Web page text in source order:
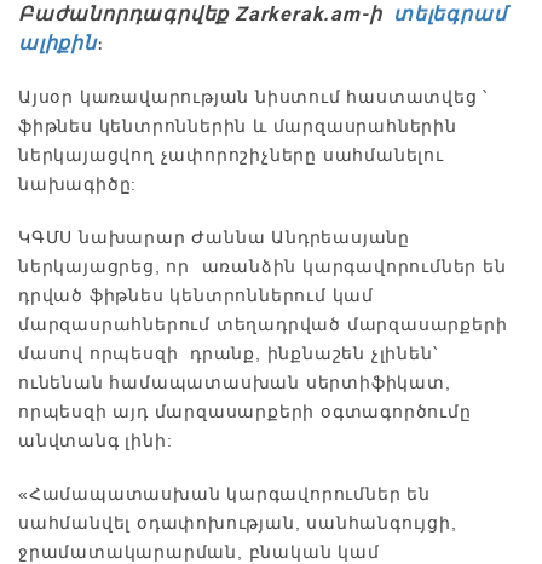
Բաժանորդագրվեք Zarkerak.am-ի տելեգրամ
ալիքին։
Այսօր կառավարության նիստում հաստատվեց ՝
ֆիթնես կենտրոններին և մարզասրահներին
ներկայացվող չափորոշիչները սահմանելու
նախագիծը:
ԿԳՄՍ նախարար Ժաննա Անդրեասյանը
ներկայացրեց, որ առանձին կարգավորումներ են
դրված ֆիթնես կենտրոններում կամ
մարզասրահներում տեղադրված մարզասարքերի
մասով որպեսզի դրանք, ինքնաշեն չլինեն՝
ունենան համապատասխան սերտիֆիկատ,
որպեսզի այդ մարզասարքերի օգտագործումը
անվտանգ լինի:
«Համապատասխան կարգավորումներ են
սահմանվել օդափոխության, սանհանգույցի,
ջրամատակարարման, բնական կամ